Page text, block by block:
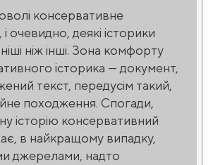
консервативне
очевидно, деякі історики
ніж інші. Зона комфорту
історика — документ,
текст, передусім такий,
походження. Спогади,
історію консервативний
в найкращому випадку,
джерелами, надто